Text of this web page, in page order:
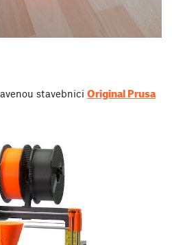
stavebnici Original Prusa